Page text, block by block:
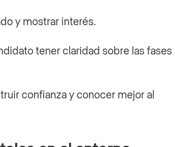
y mostrar interés.
tener claridad sobre las fases
confianza y conocer mejor al